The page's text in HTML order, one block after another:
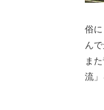
俗
ん
ま
流